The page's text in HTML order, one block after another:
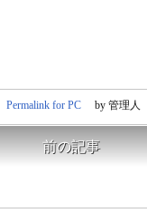
Permalink for PC by 管理人
前の記事